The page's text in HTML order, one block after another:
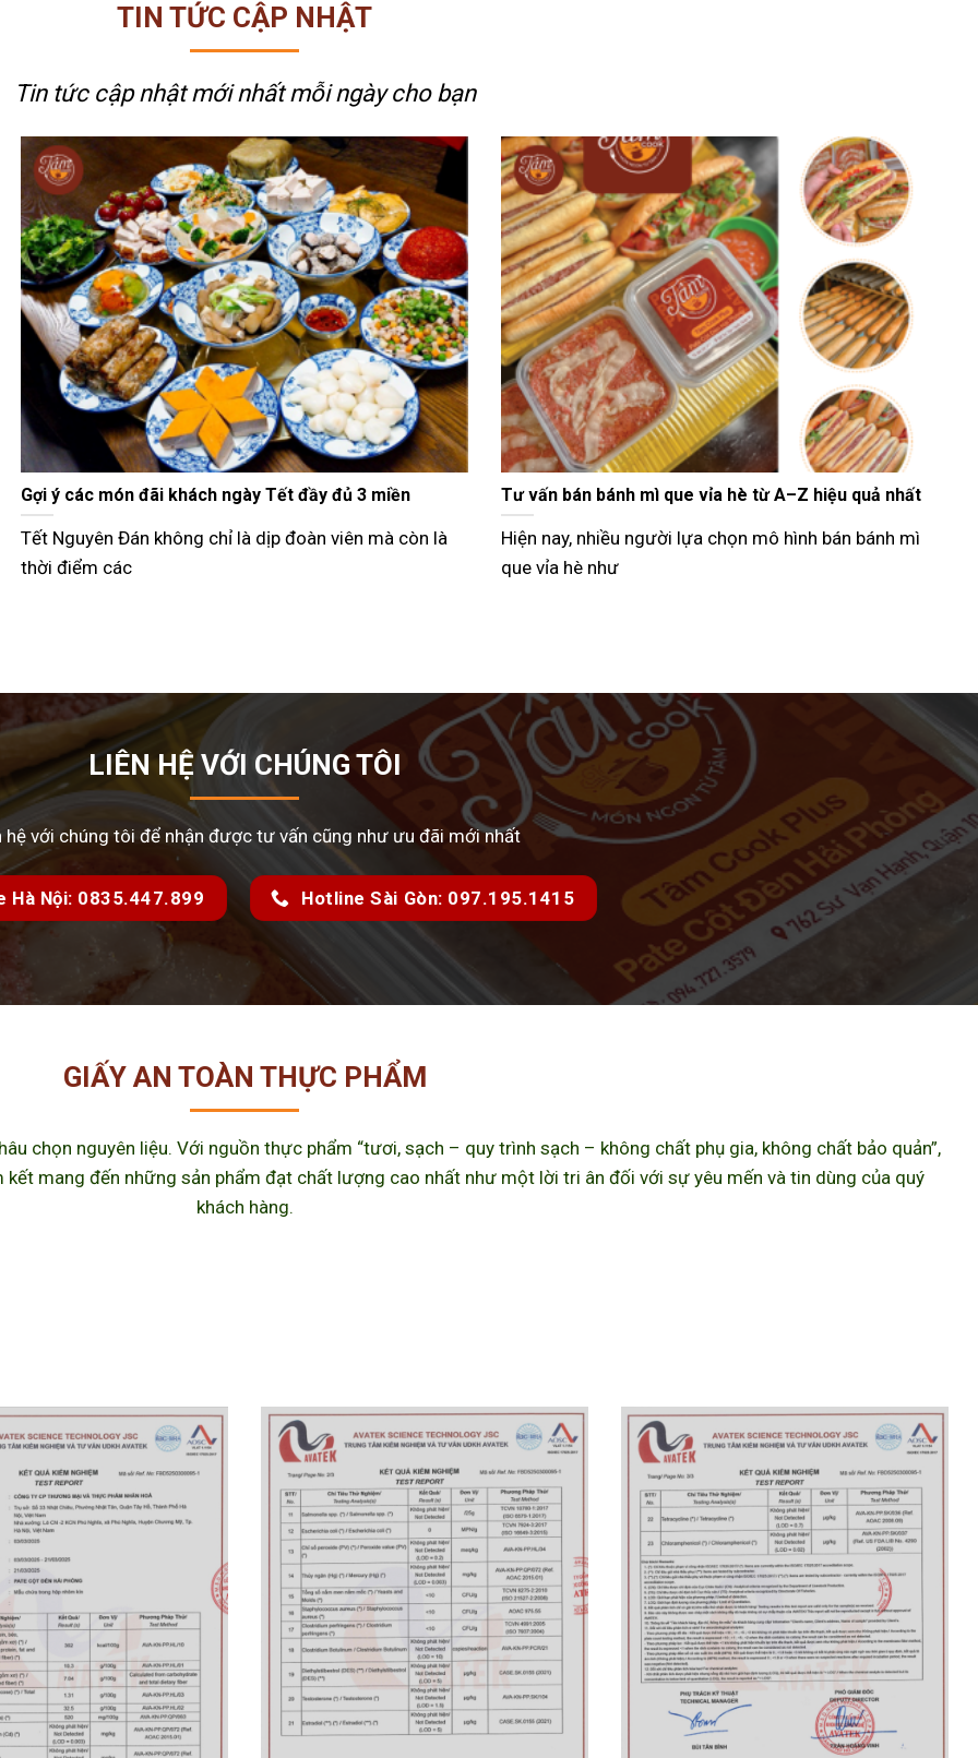
TIN TỨC CẬP NHẬT
Tin tức cập nhật mới nhấtmỗi ngày cho bạn
thưởng thức bánh mì que Hải Phòng ngon đúng
người từng ăn bánh mì que nhưng chưa thực sự
Pate Cột Đèn Hải Phòng giá bao nhiêu? Bảng giá mới
nhất tại Tâm Cook
Khi tìm kiếm thông tin về pate cột đèn Hải Phòng giá
LIÊN HỆ VỚI CHÚNG TÔI
hệ với chúng tôi để nhận được tư vấn cũng như ưu đãi mới nhất
Hà Nội: 0835.447.899 Hotline Sài Gòn: 097.195.1415
GIẤY AN TOÀN THỰC PHẨM
chọn nguyên liệu. Với nguồn thực phẩm “tươi, sạch – quy trình sạch – không chất phụ gia, không chất bảo quản”,
mang đến những sản phẩm đạt chất lượng cao nhất như một lời tri ân đối với sự yêu mến và tin dùng của quý
khách hàng.